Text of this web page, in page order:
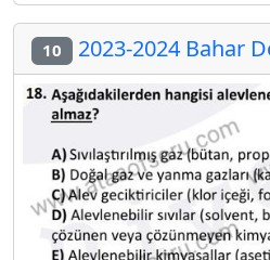
10 2023-2024 Bahar